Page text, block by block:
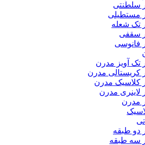
سلطنتی
مستطیلی
تک شعله
سقفی
فانوسی
تک آویز مدرن
کریستالی مدرن
کلاسیک مدرن
لاینری مدرن
مدرن
دو طبقه
سه طبقه